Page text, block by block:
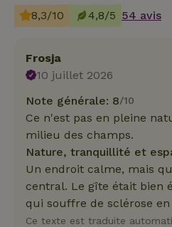
8,3/10 4,8/5 54 avis
Frosja
10 juillet 2026
Note générale: 8/10
Ce n'est pas en pleine
milieu des champs.
Nature, tranquillité et
Un endroit calme, mais
central. Le gîte était bien
qui souffre de sclérose
Ce texte est traduite